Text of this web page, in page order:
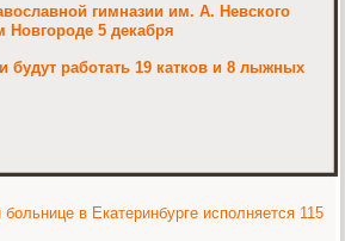
гимназии им. А. Невского
5 декабря
будут работать 19 катков и 8 лыжных
в Екатеринбурге исполняется 115